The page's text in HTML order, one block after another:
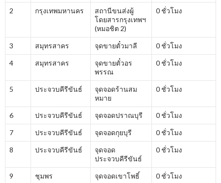
2 กรุงเทพมหานคร
สถานีขนส่งผู้
โดยสารกรุงเทพฯ
(หมอชิต 2)
0 ชั่วโมง
3 สมุทรสาคร จุดขายตั๋วมาลี 0 ชั่วโมง
4 สมุทรสาคร
จุดขายตั๋วอร
พรรณ
0 ชั่วโมง
5 ประจวบคีรีขันธ์
จุดจอดร้านสม
หมาย
0 ชั่วโมง
6 ประจวบคีรีขันธ์ จุดจอดปราณบุรี 0 ชั่วโมง
7 ประจวบคีรีขันธ์ จุดจอดกุยบุรี 0 ชั่วโมง
8 ประจวบคีรีขันธ์
จุดจอด
ประจวบคีรีขันธ์
0 ชั่วโมง
9 ชุมพร จุดจอดเขาโพธิ์ 0 ชั่วโมง